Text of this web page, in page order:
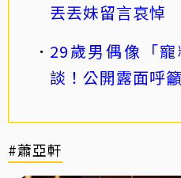
丟丟妹留言哀悼
29歲男偶像「
談！公開露面呼
#蕭亞軒